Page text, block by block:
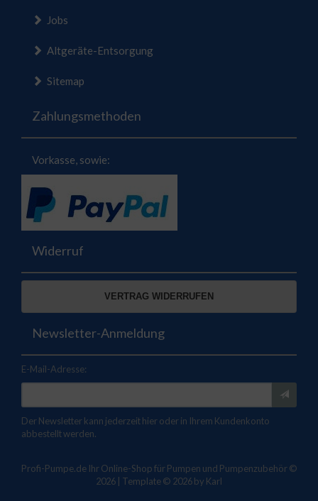
Jobs
Altgeräte-Entsorgung
Sitemap
Zahlungsmethoden
Vorkasse, sowie:
Widerruf
VERTRAG WIDERRUFEN
Newsletter-Anmeldung
E-Mail-Adresse:
Der Newsletter kann jederzeit hier oder in Ihrem Kundenkonto
abbestellt werden.
Profi-Pumpe.de Ihr Online-Shop für Pumpen und Pumpenzubehör ©
2026 | Template © 2026 by Karl